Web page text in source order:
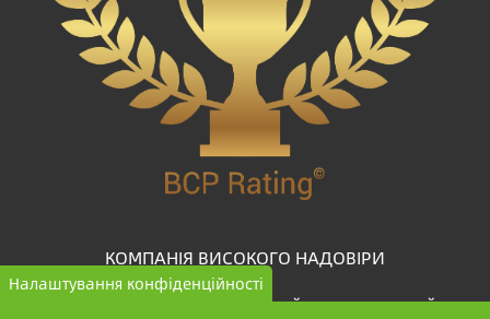
КОМПАНІЯ ВИСОКОГО НАДОВІРИ
BCP Rating© — це унікальний алгоритм, який
Налаштування конфіденційності